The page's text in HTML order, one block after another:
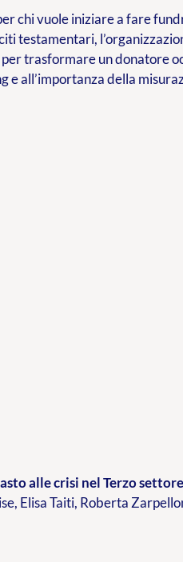
chi vuole iniziare a fare
testamentari,
trasformare un donatore
e all’importanza della
alle crisi nel Terzo settore
Elisa Taiti, Roberta